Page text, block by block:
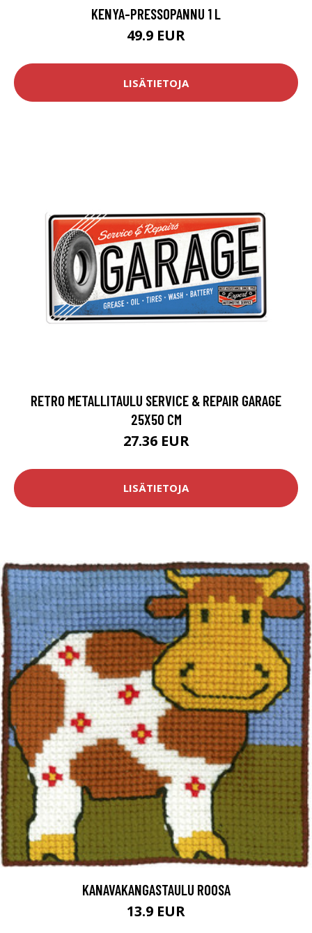
KENYA-PRESSOPANNU 1 L
49.9 EUR
LISÄTIETOJA
RETRO METALLITAULU SERVICE & REPAIR GARAGE
25X50 CM
27.36 EUR
LISÄTIETOJA
KANAVAKANGASTAULU ROOSA
13.9 EUR